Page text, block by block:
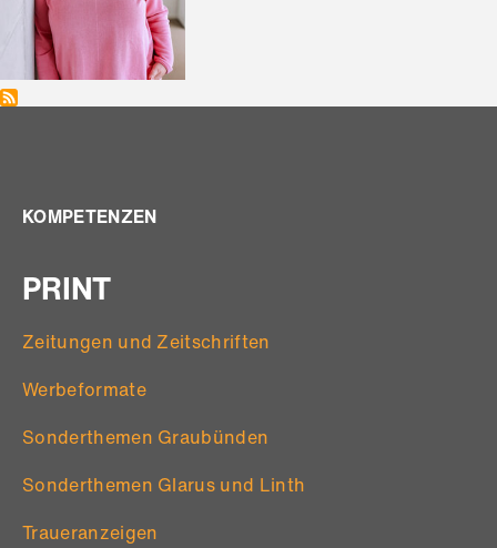
KOMPETENZEN
PRINT
Zeitungen und Zeitschriften
Werbeformate
Sonderthemen Graubünden
Sonderthemen Glarus und Linth
Traueranzeigen